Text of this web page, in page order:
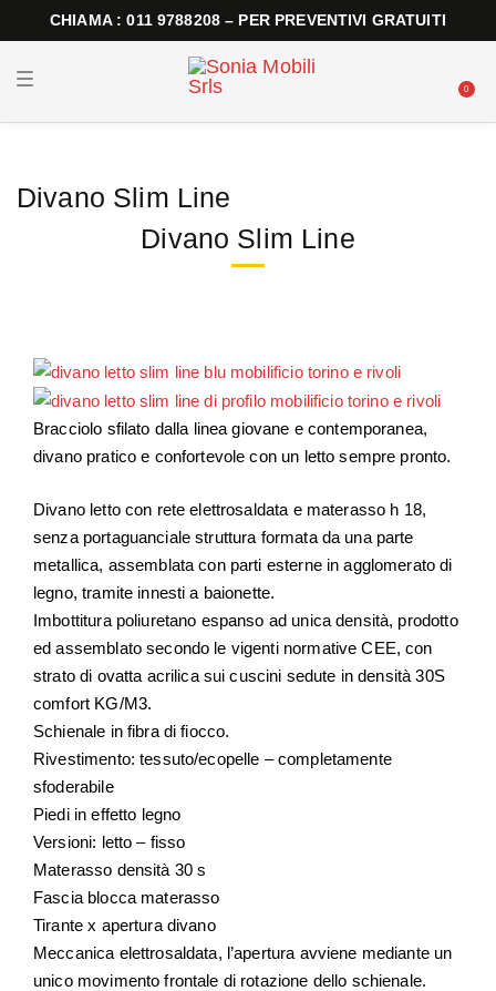
CHIAMA : 011 9788208 – PER PREVENTIVI GRATUITI
T
g
a
v
0
Divano Slim Line
Divano Slim Line
Bracciolo sfilato dalla linea giovane e contemporanea,
divano pratico e confortevole con un letto sempre pronto.
Divano letto con rete elettrosaldata e materasso h 18,
senza portaguanciale struttura formata da una parte
metallica, assemblata con parti esterne in agglomerato di
legno, tramite innesti a baionette.
Imbottitura poliuretano espanso ad unica densità, prodotto
ed assemblato secondo le vigenti normative CEE, con
strato di ovatta acrilica sui cuscini sedute in densità 30S
comfort KG/M3.
Schienale in fibra di fiocco.
Rivestimento: tessuto/ecopelle – completamente
sfoderabile
Piedi in effetto legno
Versioni: letto – fisso
Materasso densità 30 s
Fascia blocca materasso
Tirante x apertura divano
Meccanica elettrosaldata, l’apertura avviene mediante un
unico movimento frontale di rotazione dello schienale.